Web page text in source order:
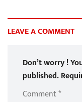
LEAVE A COMMENT
Don’t worry !
published.
Comment *